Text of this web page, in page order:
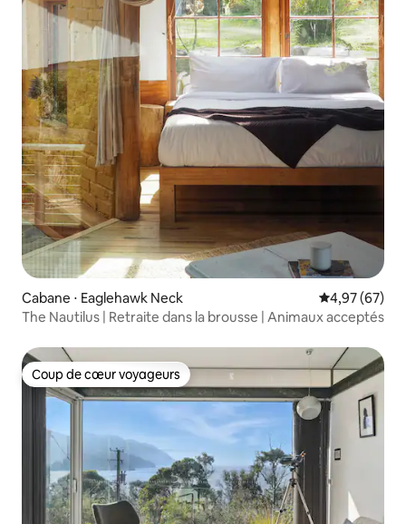
Cabane ⋅ Eaglehawk Neck Évaluation
4,97 (67)
The Nautilus | Retraite dans la brousse | Animaux acceptés
Coup de cœur voyageurs
Coup de cœur voyageurs